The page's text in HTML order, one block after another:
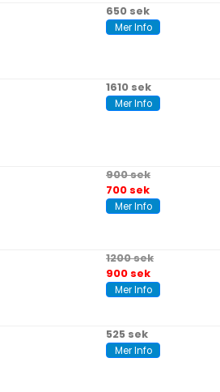
650 sek
Mer Info
1610 sek
Mer Info
900 sek
700 sek
Mer Info
1200 sek
900 sek
Mer Info
525 sek
Mer Info